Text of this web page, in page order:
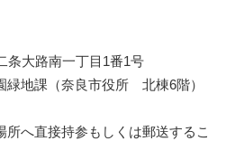
大路南一丁目1番1号
緑地課（奈良市役所 北棟6階）
所へ直接持参もしくは郵送するこ